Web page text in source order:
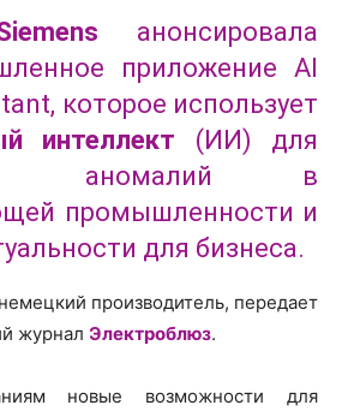
анонсировала
приложение AI
которое использует
интеллект (ИИ) для
аномалий в
промышленности и
для бизнеса.
производитель, передает
журнал Электроблюз.
новые возможности для